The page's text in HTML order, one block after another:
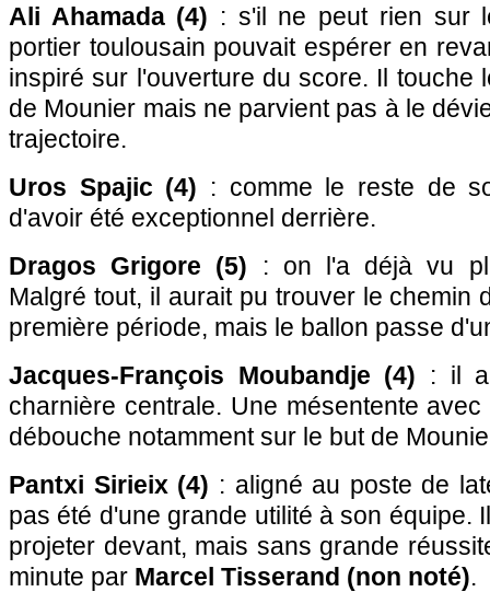
Ali Ahamada (4) : s'il ne peut rien sur
portier toulousain pouvait espérer en
inspiré sur l'ouverture du score. Il touche
de Mounier mais ne parvient pas à le
trajectoire.
Uros Spajic (4) : comme le reste de
d'avoir été exceptionnel derrière.
Dragos Grigore (5) : on l'a déjà vu
Malgré tout, il aurait pu trouver le chemin
première période, mais le ballon passe
Jacques-François Moubandje (4) : il a
charnière centrale. Une mésentente
débouche notamment sur le but de
Pantxi Sirieix (4) : aligné au poste de
pas été d'une grande utilité à son équipe.
projeter devant, mais sans grande
minute par Marcel Tisserand (non noté).